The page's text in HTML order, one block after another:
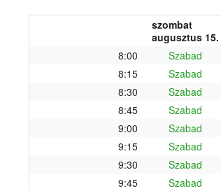
szombat
augusztus 15.
8:00
Szabad
8:15
Szabad
8:30
Szabad
8:45
Szabad
9:00
Szabad
9:15
Szabad
9:30
Szabad
9:45
Szabad